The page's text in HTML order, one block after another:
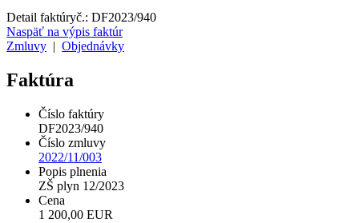
Detail faktúryč.: DF2023/940
Naspäť na výpis faktúr
Zmluvy
Objednávky
Faktúra
Číslo faktúry
DF2023/940
Číslo zmluvy
2022/11/003
Popis plnenia
ZŠ plyn 12/2023
Cena
1 200,00 EUR